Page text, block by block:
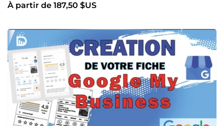
À partir de 187,50 $US